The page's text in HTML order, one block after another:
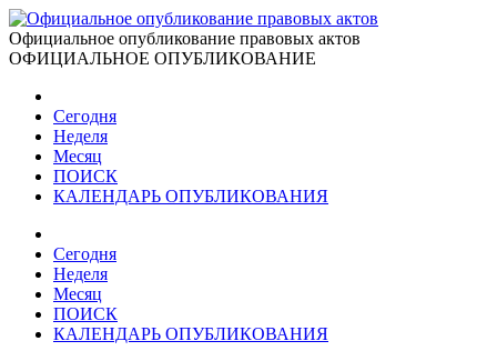
Официальное опубликование правовых актов
ОФИЦИАЛЬНОЕ ОПУБЛИКОВАНИЕ
Сегодня
Неделя
Месяц
ПОИСК
КАЛЕНДАРЬ ОПУБЛИКОВАНИЯ
Сегодня
Неделя
Месяц
ПОИСК
КАЛЕНДАРЬ ОПУБЛИКОВАНИЯ